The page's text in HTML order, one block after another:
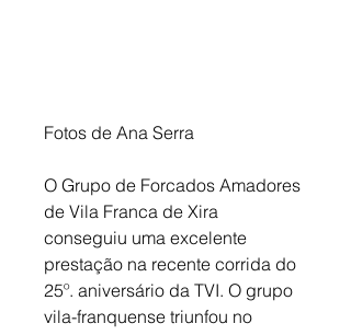
Fotos de Ana Serra
O Grupo de Forcados Amadores
de Vila Franca de Xira
conseguiu uma excelente
prestação na recente corrida do
25º. aniversário da TVI. O grupo
vila-franquense triunfou no